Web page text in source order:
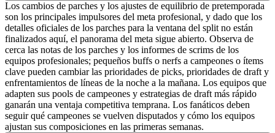
Los cambios de parches y los ajustes de equilibrio de pretemporada
son los principales impulsores del meta profesional, y dado que los
detalles oficiales de los parches para la ventana del split no están
finalizados aquí, el panorama del meta sigue abierto. Observa de
cerca las notas de los parches y los informes de scrims de los
equipos profesionales; pequeños buffs o nerfs a campeones o ítems
clave pueden cambiar las prioridades de picks, prioridades de draft y
enfrentamientos de líneas de la noche a la mañana. Los equipos que
adapten sus pools de campeones y estrategias de draft más rápido
ganarán una ventaja competitiva temprana. Los fanáticos deben
seguir qué campeones se vuelven disputados y cómo los equipos
ajustan sus composiciones en las primeras semanas.